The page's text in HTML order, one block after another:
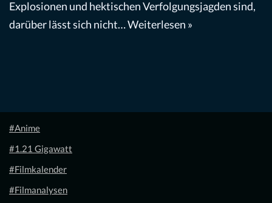
Explosionen und hektischen Verfolgungsjagden sind,
darüber lässt sich nicht…Weiterlesen »
#Anime
#1.21 Gigawatt
#Filmkalender
#Filmanalysen